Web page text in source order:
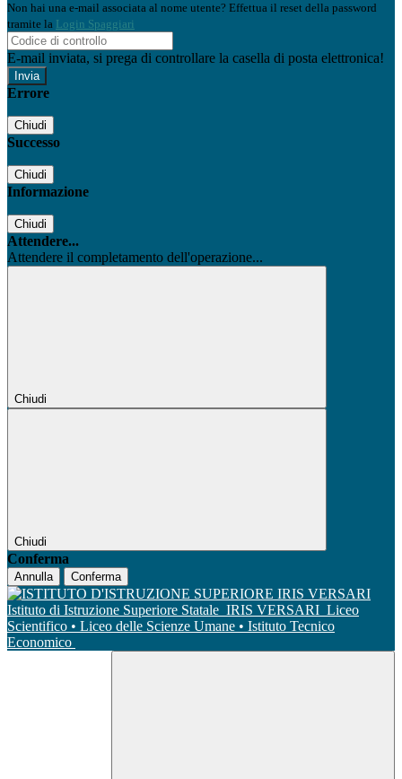
Non hai una e-mail associata al nome utente? Effettua il reset della password
tramite la Login Spaggiari
E-mail inviata, si prega di controllare la casella di posta elettronica!
Errore
Chiudi
Successo
Chiudi
Informazione
Chiudi
Attendere...
Attendere il completamento dell'operazione...
Chiudi
Chiudi
Conferma
Annulla Conferma
Istituto di Istruzione Superiore Statale IRIS VERSARI Liceo
Scientifico • Liceo delle Scienze Umane • Istituto Tecnico
Economico